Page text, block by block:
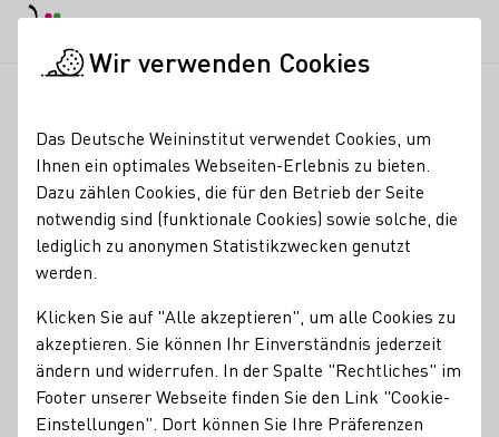
Rückkehr des Winters
ermöglicht vereinzelte
Eisweinlesen
Die Rückkehr des Winters zu Beginn der zweiten
Januarwoche mit frostigen Nachttemperaturen bis
mancherorts -11° C ermöglichte es einzelnen
Weinerzeugerinnen und -erzeugern erneut, das begehrte
Wir verwenden Cookies
Das Deutsche Weininstitut verwendet Cookies, um
Ihnen ein optimales Webseiten-Erlebnis zu bieten.
Dazu zählen Cookies, die für den Betrieb der Seite
notwendig sind (funktionale Cookies) sowie solche, die
lediglich zu anonymen Statistikzwecken genutzt
werden.
Klicken Sie auf "Alle akzeptieren", um alle Cookies zu
akzeptieren. Sie können Ihr Einverständnis jederzeit
ändern und widerrufen. In der Spalte "Rechtliches" im
Footer unserer Webseite finden Sie den Link "Cookie-
Einstellungen". Dort können Sie Ihre Präferenzen